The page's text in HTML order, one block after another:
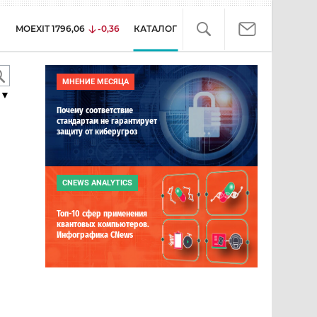
MOEXIT 1796,06 -0,36 КАТАЛОГ
▼
МНЕНИЕ МЕСЯЦА
Почему соответствие
стандартам не гарантирует
защиту от киберугроз
CNEWS ANALYTICS
Топ-10 сфер применения
квантовых компьютеров.
Инфографика CNews